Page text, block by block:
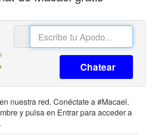
Chatear
nuestra red. Conéctate a #Macael.
y pulsa en Entrar para acceder a